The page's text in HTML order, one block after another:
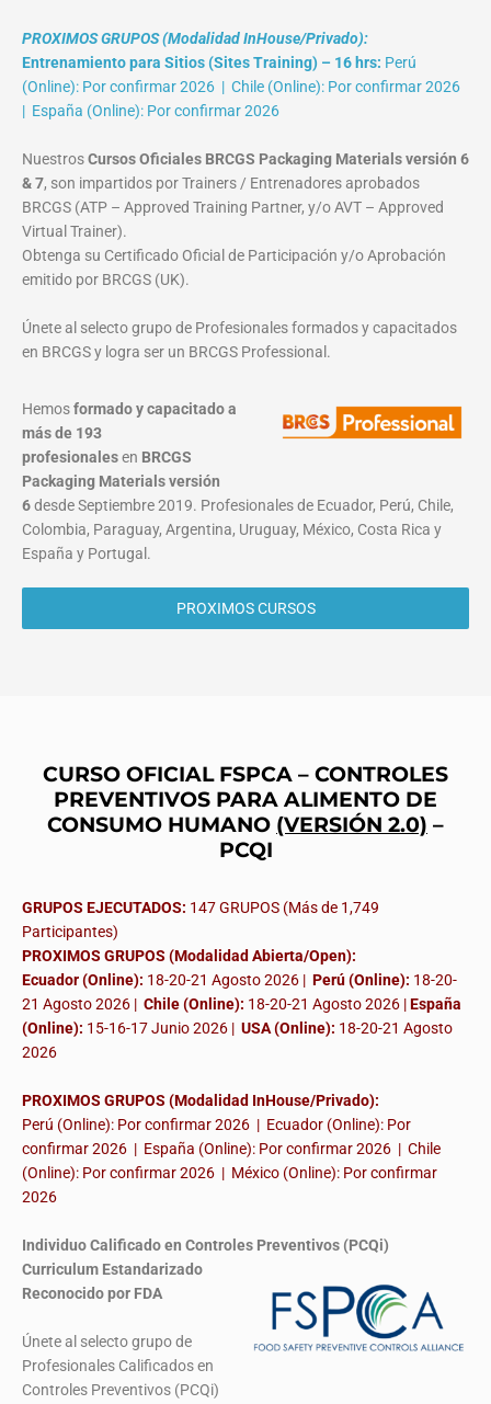
PROXIMOS GRUPOS (Modalidad InHouse/Privado):
Entrenamiento para Sitios (Sites Training) – 16 hrs: Perú
(Online): Por confirmar 2026 | Chile (Online): Por confirmar 2026
| España (Online): Por confirmar 2026
NuestrosCursos Oficiales BRCGS Packaging Materials versión 6
& 7, son impartidos por Trainers / Entrenadores aprobados
BRCGS (ATP – Approved Training Partner, y/o AVT – Approved
Virtual Trainer).
Obtenga su Certificado Oficial de Participación y/o Aprobación
emitido por BRCGS (UK).
Únete al selecto grupo de Profesionales formados y capacitados
en BRCGS y logra ser un BRCGS Professional.
Hemosformado y capacitado a
más de 193
profesionalesen BRCGS
Packaging Materialsversión
6desde Septiembre 2019. Profesionales de Ecuador, Perú, Chile,
Colombia, Paraguay, Argentina, Uruguay, México, Costa Rica y
España y Portugal.
PROXIMOS CURSOS
CURSO OFICIAL FSPCA – CONTROLES
PREVENTIVOS PARA ALIMENTO DE
CONSUMO HUMANO (VERSIÓN 2.0) –
PCQI
GRUPOS EJECUTADOS: 147 GRUPOS (Más de 1,749
Participantes)
PROXIMOS GRUPOS (Modalidad Abierta/Open):
Ecuador (Online): 18-20-21 Agosto 2026 | Perú (Online): 18-20-
21 Agosto 2026 | Chile (Online): 18-20-21 Agosto 2026 |España
(Online): 15-16-17 Junio 2026 | USA (Online): 18-20-21 Agosto
2026
PROXIMOS GRUPOS (Modalidad InHouse/Privado):
Perú (Online): Por confirmar 2026 | Ecuador (Online): Por
confirmar 2026 | España (Online): Por confirmar 2026 | Chile
(Online): Por confirmar 2026 | México (Online): Por confirmar
2026
Individuo Calificado en Controles Preventivos (PCQi)
Curriculum Estandarizado
Reconocido por FDA
Únete al selecto grupo de
Profesionales Calificados en
Controles Preventivos (PCQi)